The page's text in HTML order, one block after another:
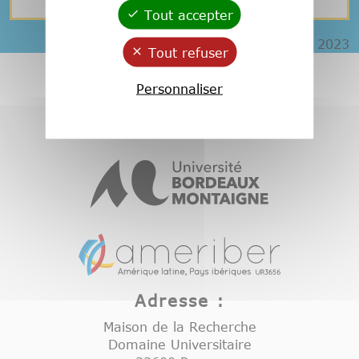
Publié le 7 juillet 2023
Adresse :
Maison de la Recherche
Domaine Universitaire
Tout accepter
Tout refuser
Personnaliser